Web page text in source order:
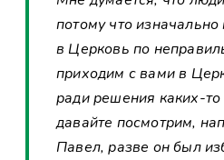
потому что изначально
в Церковь по
приходим с вами в
ради решения каких-
давайте посмотрим,
Павел, разве он был